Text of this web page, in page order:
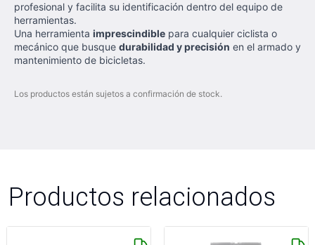
profesional y facilita su identificación dentro del equipo de
herramientas.
Una herramienta imprescindible para cualquier ciclista o
mecánico que busque durabilidad y precisión en el armado y
mantenimiento de bicicletas.
Los productos están sujetos a confirmación de stock.
Productos relacionados